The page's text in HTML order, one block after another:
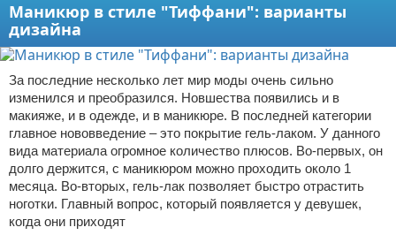
Маникюр в стиле "Тиффани": варианты
дизайна
За последние несколько лет мир моды очень сильно
изменился и преобразился. Новшества появились и в
макияже, и в одежде, и в маникюре. В последней категории
главное нововведение – это покрытие гель-лаком. У данного
вида материала огромное количество плюсов. Во-первых, он
долго держится, с маникюром можно проходить около 1
месяца. Во-вторых, гель-лак позволяет быстро отрастить
ноготки. Главный вопрос, который появляется у девушек,
когда они приходят